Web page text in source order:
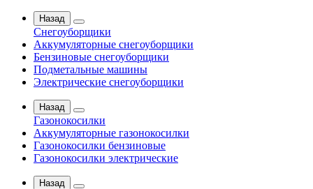
Назад
Снегоуборщики
Аккумуляторные снегоуборщики
Бензиновые снегоуборщики
Подметальные машины
Электрические снегоуборщики
Назад
Газонокосилки
Аккумуляторные газонокосилки
Газонокосилки бензиновые
Газонокосилки электрические
Назад